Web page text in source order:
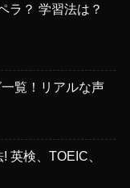
ラ？ 学習法は？
覧！リアルな声
英検、TOEIC、